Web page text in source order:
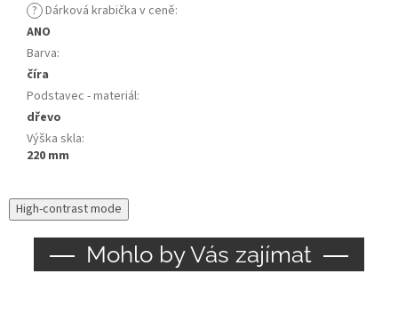
? Dárková krabička v ceně:
ANO
Barva:
číra
Podstavec - materiál:
dřevo
Výška skla:
220 mm
High-contrast mode
Mohlo by Vás zajímat